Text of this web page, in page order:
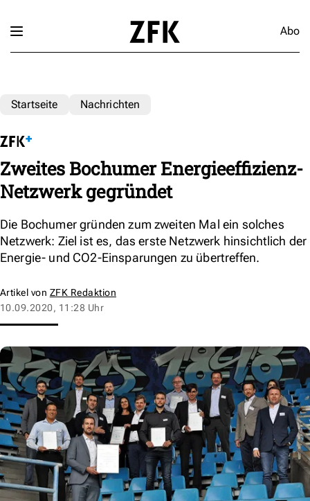
Abo
Startseite Nachrichten
Zweites Bochumer Energieeffizienz-
Netzwerk gegründet
Die Bochumer gründen zum zweiten Mal ein solches
Netzwerk: Ziel ist es, das erste Netzwerk hinsichtlich der
Energie- und CO2-Einsparungen zu übertreffen.
Artikel von ZFK Redaktion
10.09.2020, 11:28 Uhr